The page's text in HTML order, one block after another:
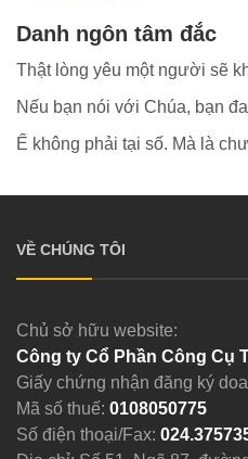
Danh ngôn tâm đắc
Thật lòng yêu một người sẽ
Nếu bạn nói với Chúa, bạn
Ế không phải tại số. Mà là
VỀ CHÚNG TÔI
Chủ sở hữu website:
Công ty Cổ Phần Công Cụ
Giấy chứng nhận đăng ký
Mã số thuế: 0108050775
Số điện thoại/Fax: